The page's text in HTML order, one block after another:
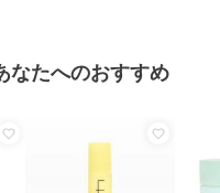
ミリスチル、プロパンジオ
ール、ステアリン酸グリセ
ングリコール、シマホオズ
なたへのおすすめ